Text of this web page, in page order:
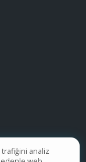
trafiğini analiz